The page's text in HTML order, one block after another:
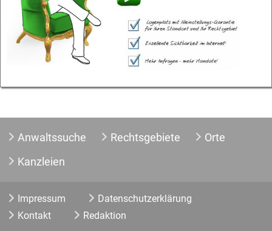
Anwaltssuche Rechtsgebiete
Orte
Kanzleien
Impressum
Datenschutzerklärung
Kontakt
Redaktion